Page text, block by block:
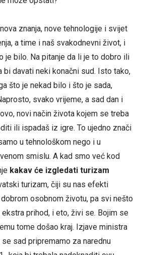
znanja, nove tehnologije i svijet
a time i naš svakodnevni život, i
je bilo. Na pitanje da li je to dobro ili
davati neki konačni sud. Isto tako,
što je nekad bilo i što je sada,
svako vrijeme, a sad dan i
novi način života kojem se treba
ili ispadaš iz igre. To ujedno znači
u tehnološkom nego i u
smislu. A kad smo već kod
kakav će izgledati turizam
turizam, čiji su nas efekti
osobnom životu, pa svi nešto
prihod, i eto, živi se. Bojim se
tome došao kraj. Izjave ministra
se sad pripremamo za narednu